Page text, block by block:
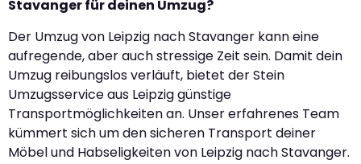
Stavanger für deinen Umzug?
Der Umzug von Leipzig nach Stavanger kann eine
aufregende, aber auch stressige Zeit sein. Damit dein
Umzug reibungslos verläuft, bietet der Stein
Umzugsservice aus Leipzig günstige
Transportmöglichkeiten an. Unser erfahrenes Team
kümmert sich um den sicheren Transport deiner
Möbel und Habseligkeiten von Leipzig nach Stavanger.